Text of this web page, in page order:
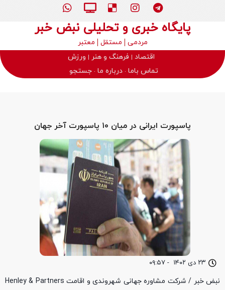
پایگاه خبری و تحلیلی نبض خبر
مردمی مستقل
معتبر
اقتصاد
فرهنگ و هنر
ورزش
تماس باما درباره ما جستجو
۲۳ دی ۱۴۰۲ - ۰۹:۵۷
پاسپورت ایرانی در میان ۱۰ پاسپورت آخر جهان
نبض خبر / شرکت مشاوره جهانی شهروندی و اقامت Henley & Partners